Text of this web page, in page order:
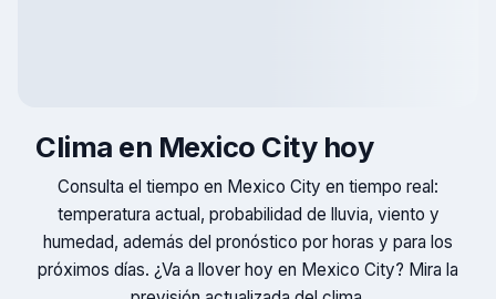
Clima en Mexico Cityhoy
Consulta el tiempo en Mexico City en tiempo real:
temperatura actual, probabilidad de lluvia, viento y
humedad, además del pronóstico por horas y para los
próximos días. ¿Va a llover hoy en Mexico City? Mira la